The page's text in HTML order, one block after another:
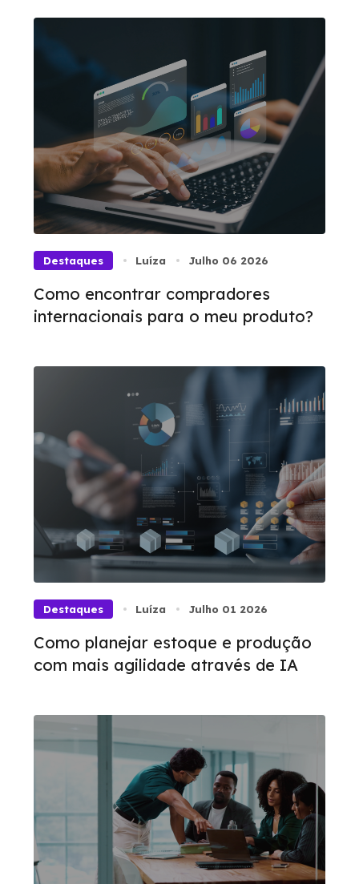
Destaques Luíza Julho 06 2026
Como encontrar compradores
internacionais para o meu produto?
Destaques Luíza Julho 01 2026
Como planejar estoque e produção
com mais agilidade através de IA